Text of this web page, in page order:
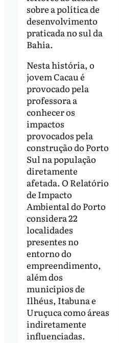
sobre a política de
desenvolvimento
praticada no sul da
Bahia.
Nesta história, o
jovem Cacau é
provocado pela
professora a
conhecer os
impactos
provocados pela
construção do Porto
Sul na população
diretamente
afetada. O Relatório
de Impacto
Ambiental do Porto
considera 22
localidades
presentes no
entorno do
empreendimento,
além dos
municípios de
Ilhéus, Itabuna e
Uruçuca como áreas
indiretamente
influenciadas.